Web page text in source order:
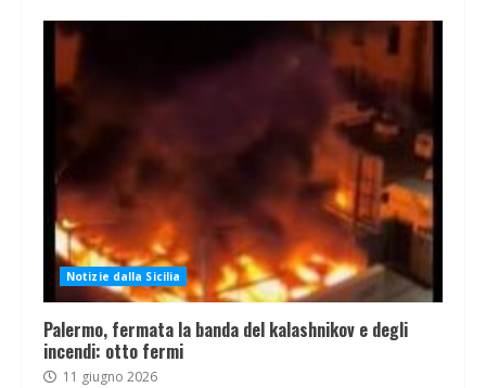
Notizie dalla Sicilia
Palermo, fermata la banda del kalashnikov e degli
incendi: otto fermi
11 giugno 2026